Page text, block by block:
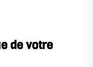
de votre